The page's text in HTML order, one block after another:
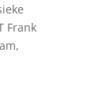
Frank